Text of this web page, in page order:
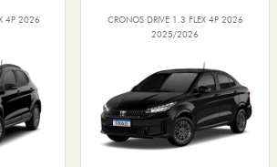
4P 2026
CRONOS DRIVE 1.3 FLEX 4P 2026
2025/2026